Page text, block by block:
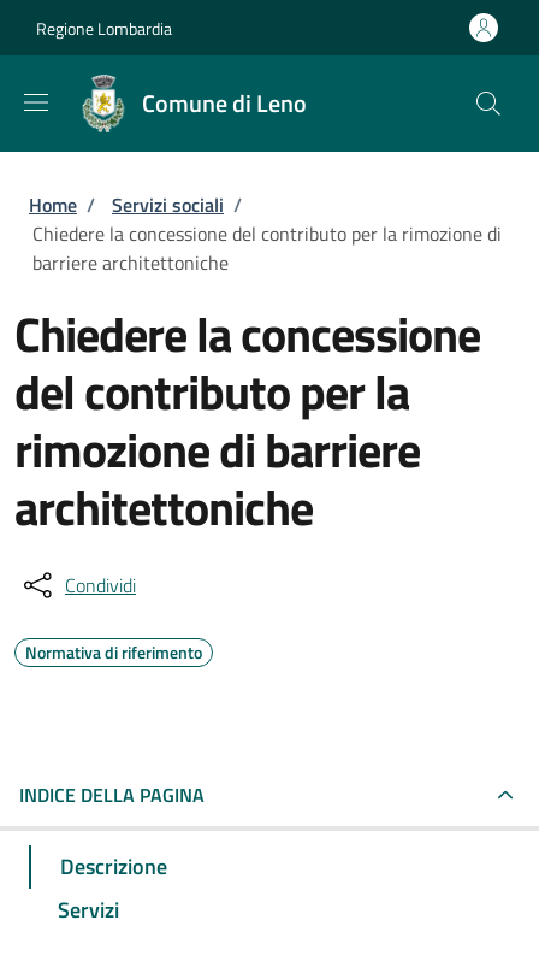
Regione Lombardia
Comune di Leno
Briciole di pane
Home / Servizi sociali /
Chiedere la concessione del contributo per la rimozione di
barriere architettoniche
Chiedere la concessione
del contributo per la
rimozione di barriere
architettoniche
Condividi
Normativa di riferimento
INDICE DELLA PAGINA
Descrizione
Servizi